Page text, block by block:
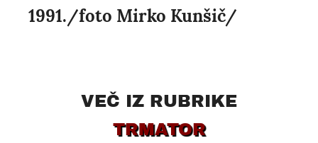
1991./foto Mirko Kunšič/
VEČ IZ RUBRIKE
TRMATOR